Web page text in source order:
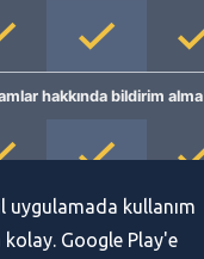
hakkında bildirim alma
uygulamada kullanım
kolay. Google Play'e